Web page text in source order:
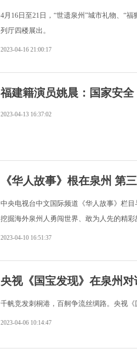
4月16日至21日，“世遗泉州”城市礼物、“
列厅四楼展出。
2023-04-16 21:00:17
福建籍演员姚晨：国家安全
2023-04-13 16:37:02
《华人故事》根在泉州 第
中央电视台中文国际频道《华人故事》栏
挖掘海外泉州人勇闯世界、敢为人先的精彩
2023-04-10 16:51:37
央视《国宝发现》在泉州对
千帆竞发刺桐港，百舸争流丝绸路。央视
2023-04-06 10:14:47